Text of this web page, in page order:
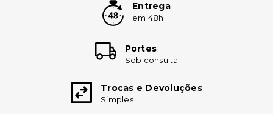
Entrega
em 48h
Portes
Sob consulta
Trocas e Devoluções
Simples